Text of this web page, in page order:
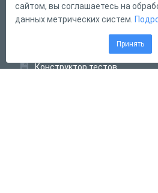
Форма обратной связи
Конструктор тестов
сайтом, вы соглашаетесь на
данных метрических систем.
Принять